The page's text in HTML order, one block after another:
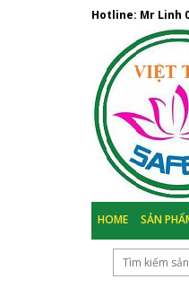
Hotline: Mr Linh
HOME SẢN